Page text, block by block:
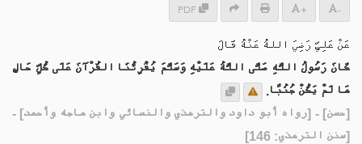
PDF + -
عَنْ عَلِيٍّ رَضِيَ اللهُ عَنْهُ قَالَ
كَانَ رَسُولُ اللَّهِ صَلَّى اللَّهُ عَلَيْهِ وَسَلَّمَ يُقْرِئُنَا القُرْآنَ عَلَى كُلِّ حَالٍ
مَا لَمْ يَكُنْ جُنُبًا.
[حسن] - [رواه أبو داود والترمذي والنسائي وابن ماجه وأحمد] -
[سنن الترمذي: 146]